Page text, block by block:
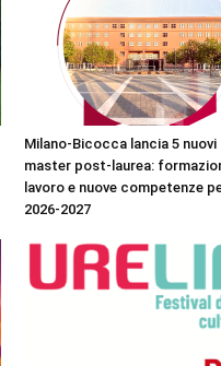
Milano-Bicocca lancia 5 nuovi
master post-laurea:
lavoro e nuove competenze
2026-2027